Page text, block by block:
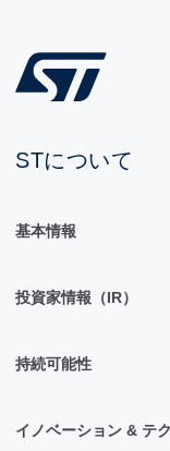
STについて
基本情報
投資家情報（IR）
持続可能性
イノベーション & テ